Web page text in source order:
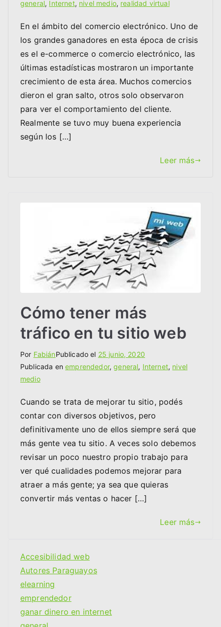
general, Internet, nivel medio, realidad virtual
En el ámbito del comercio electrónico. Uno de
los grandes ganadores en esta época de crisis
es el e-commerce o comercio electrónico, las
últimas estadísticas mostraron un importante
crecimiento de esta área. Muchos comercios
dieron el gran salto, otros solo observaron
para ver el comportamiento del cliente.
Realmente se tuvo muy buena experiencia
según los […]
Leer más
Cómo tener más
tráfico en tu sitio web
Por FabiánPublicado el 25 junio, 2020
Publicada enemprendedor,general, Internet, nivel
medio
Cuando se trata de mejorar tu sitio, podés
contar con diversos objetivos, pero
definitivamente uno de ellos siempre será que
más gente vea tu sitio. A veces solo debemos
revisar un poco nuestro propio trabajo para
ver qué cualidades podemos mejorar para
atraer a más gente; ya sea que quieras
convertir más ventas o hacer […]
Leer más
Accesibilidad web
Autores Paraguayos
elearning
emprendedor
ganar dinero en internet